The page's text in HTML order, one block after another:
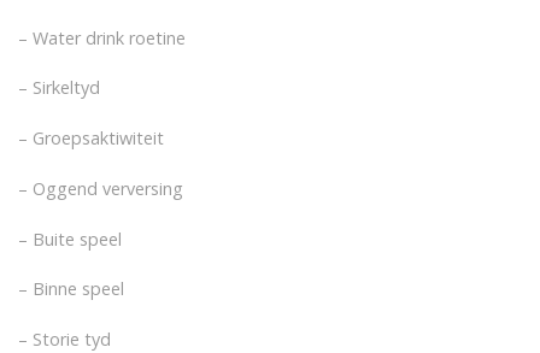
– Water drink roetine
– Sirkeltyd
– Groepsaktiwiteit
– Oggend verversing
– Buite speel
– Binne speel
– Storie tyd